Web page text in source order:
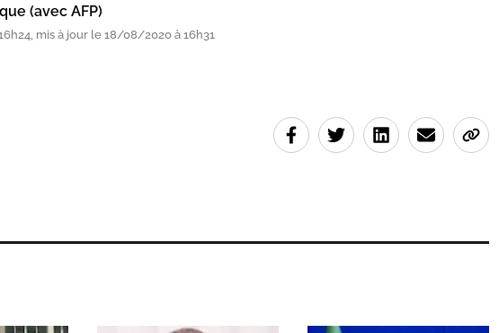
(avec AFP)
mis à jour le 18/08/2020 à 16h31